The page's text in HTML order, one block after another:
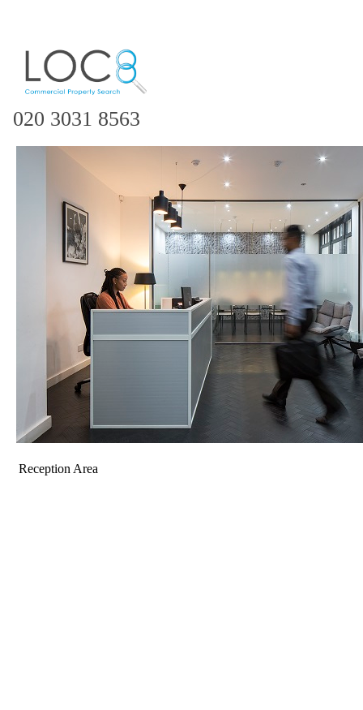
020 3031 8563
Reception Area